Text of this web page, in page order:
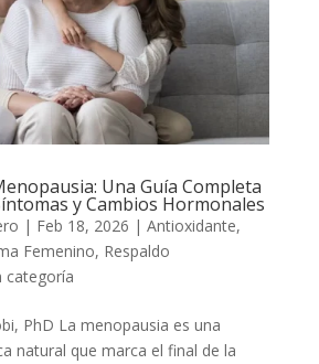
Una Guía Completa
y Cambios Hormonales
| Feb 18, 2026 | Antioxidante,
Femenino, Respaldo
categoría
PhD La menopausia es una
natural que marca el final de la